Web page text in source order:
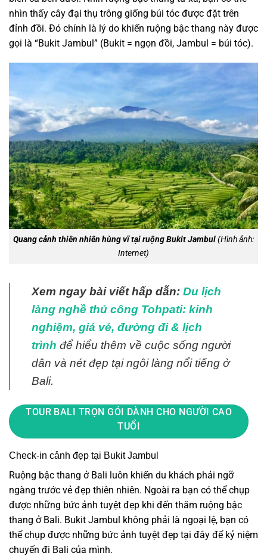
nhìn thấy cây đại thụ trông giống búi tóc được đặt trên
đỉnh đồi. Đó chính là lý do khiến ruộng bậc thang này được
gọi là “Bukit Jambul” (Bukit = ngọn đồi, Jambul = búi tóc).
Quang cảnh thiên nhiên hùng vĩ tại ruộng Bukit Jambul(Hình ảnh:
Internet)
Xem ngay bài viết hấp dẫn: Du lịch
làng nghề thủ công Tohpati: kinh
nghiệm, giá vé, đường đi & lịch
trình để hiểu thêm về cuộc sống người
dân và nét đẹp tại ngôi làng nổi tiếng ở
Bali.
TOUR BALI TRỌN GÓI DÀNH CHO NGƯỜI CAO
TUỔI
Check-in cảnh đẹp tại Bukit Jambul
Ruộng bậc thang ở Bali luôn khiến du khách phải ngỡ
ngàng trước vẻ đẹp thiên nhiên. Ngoài ra bạn có thể chụp
được những bức ảnh tuyệt đẹp khi đến thăm ruộng bậc
thang ở Bali. Bukit Jambul không phải là ngoại lệ, bạn có
thể chụp được những bức ảnh tuyệt đẹp tại đây để kỷ niệm
chuyến đi Bali của mình.